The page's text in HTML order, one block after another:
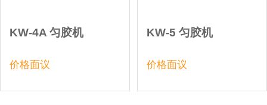
KW-4A 匀胶机
价格面议
KW-5 匀胶机
价格面议